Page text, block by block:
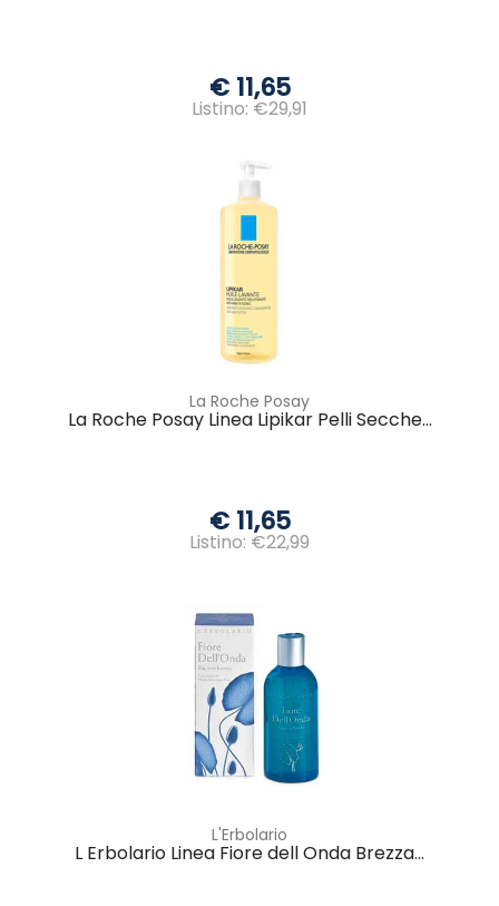
€ 11,65
Listino: €29,91
La Roche Posay
La Roche Posay Linea Lipikar Pelli Secche...
€ 11,65
Listino: €22,99
L'Erbolario
L Erbolario Linea Fiore dell Onda Brezza...